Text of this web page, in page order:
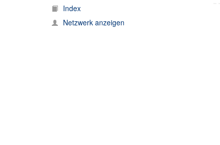
Index
Netzwerk anzeigen